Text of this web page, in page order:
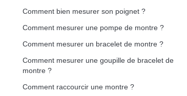
Ajouter au panier
Comment bien mesurer son poignet ?
Comment mesurer une pompe de montre ?
Comment mesurer un bracelet de montre ?
Comment mesurer une goupille de bracelet de
montre ?
Comment raccourcir une montre ?